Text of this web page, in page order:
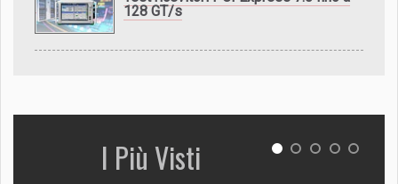
128 GT/s
I Più Visti